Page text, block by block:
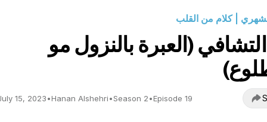
| كلام من القلب
(العبرة بالنزول مو
15, 2023•Hanan Alshehri•Season 2•Episode 19